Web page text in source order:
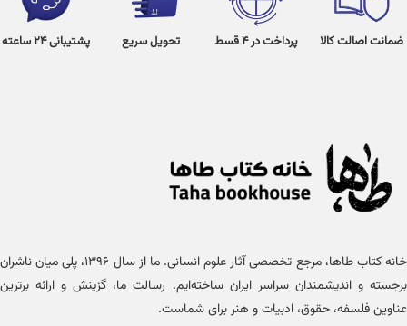
ضمانت اصالت کالا پرداخت در 4 قسط تحویل سریع پشتیبانی 24 ساعته
خانه کتاب طاها، مرجع تخصصی آثار علوم انسانی. ما از سال ۱۳۹۶، پلی میان ناشران
برجسته و اندیشمندان سراسر ایران ساخته‌ایم. رسالت ما، گزینش و ارائه برترین
عناوین فلسفه، حقوق، ادبیات و هنر برای شماست.